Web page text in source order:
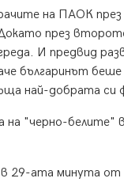
на ПАОК
през
И предвид
българинът
най-добрата
на "черно-
ата минута от